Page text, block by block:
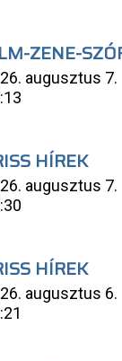
ZENE-
augusztus 7.
HÍREK
augusztus 7.
HÍREK
augusztus 6.